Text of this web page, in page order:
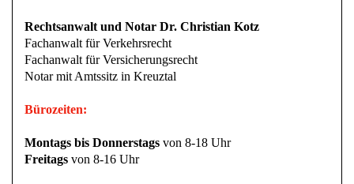
Rechtsanwalt und Notar Dr. Christian Kotz
Fachanwalt für Verkehrsrecht
Fachanwalt für Versicherungsrecht
Notar mit Amtssitz in Kreuztal
Bürozeiten:
Montags bis Donnerstags von 8-18 Uhr
Freitags von 8-16 Uhr